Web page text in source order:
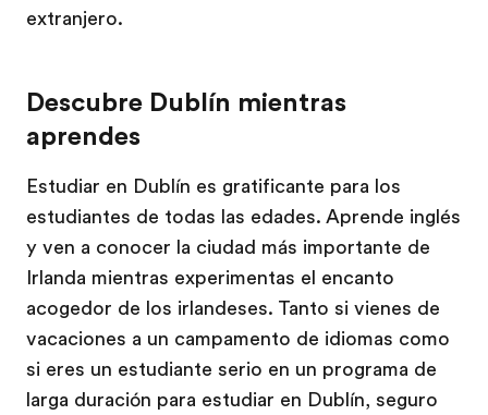
extranjero.
Descubre Dublín mientras
aprendes
Estudiar en Dublín es gratificante para los
estudiantes de todas las edades. Aprende inglés
y ven a conocer la ciudad más importante de
Irlanda mientras experimentas el encanto
acogedor de los irlandeses. Tanto si vienes de
vacaciones a un campamento de idiomas como
si eres un estudiante serio en un programa de
larga duración para estudiar en Dublín, seguro